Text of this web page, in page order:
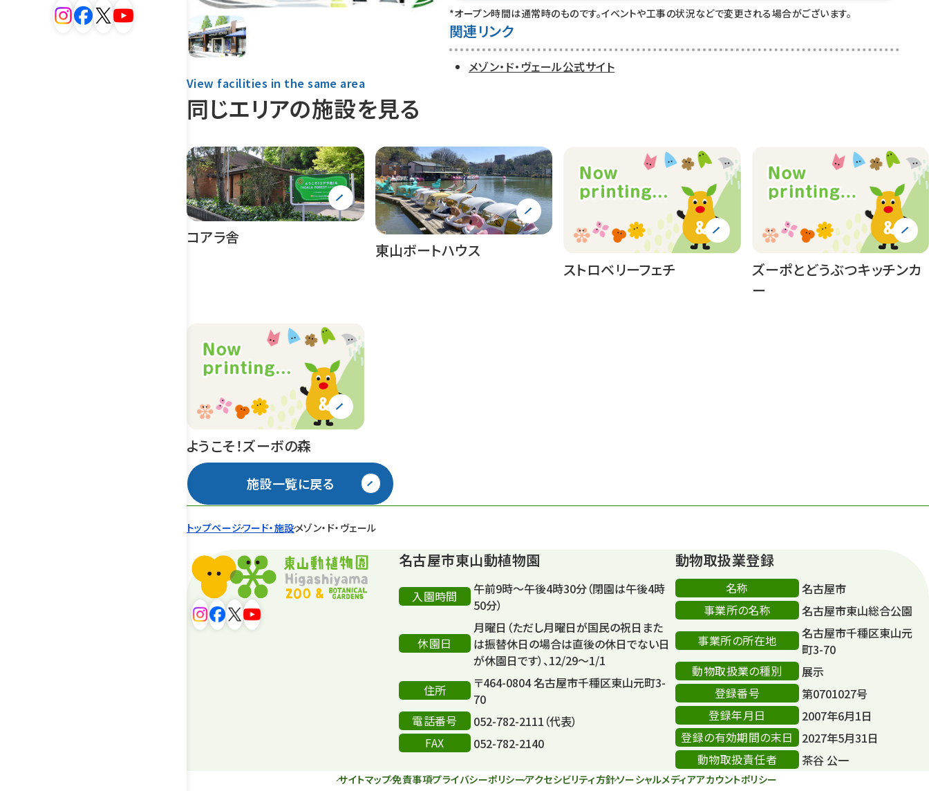
トップページフード・施設メゾン・ド・ヴェール
*オープン時間は通常時のものです。イベントや工事の状況などで変更される場合がございます。
関連リンク
メゾン・ド・ヴェール公式サイト
同じエリアの施設を見る
View facilities in the same area
コアラ舎
東山ボートハウス
ストロベリーフェチ
ズーポとどうぶつキッチンカ
ー
ようこそ！ズーボの森
施設一覧に戻る
名古屋市東山動植物園
入園時間
午前9時～午後4時30分（閉園は午後4時
50分）
休園日
月曜日（ただし月曜日が国民の祝日また
は振替休日の場合は直後の休日でない日
が休園日です）、12/29～1/1
住所
〒464-0804 名古屋市千種区東山元町3-
70
電話番号
052-782-2111（代表）
FAX
052-782-2140
動物取扱業登録
名称
名古屋市
事業所の名称
名古屋市東山総合公園
事業所の所在地
名古屋市千種区東山元
町3-70
動物取扱業の種別
展示
登録番号
第0701027号
登録年月日
2007年6月1日
登録の有効期間の末日
2027年5月31日
動物取扱責任者
茶谷 公一
サイトマップ免責事項プライバシーポリシーアクセシビリティ方針ソーシャルメディアアカウントポリシー